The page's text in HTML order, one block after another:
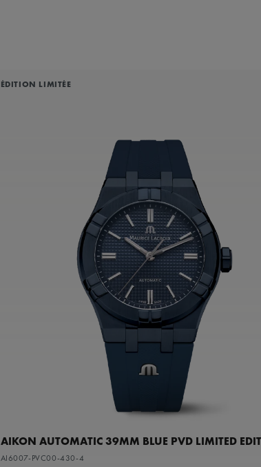
ÉDITION LIMITÉE
AIKON AUTOMATIC 39MM BLUE PVD LIMITED
AI6007-PVC00-430-4